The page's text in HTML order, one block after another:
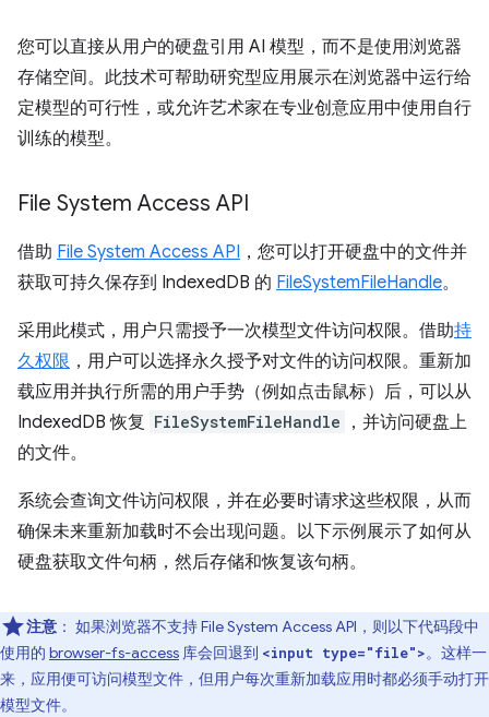
您可以直接从用户的硬盘引用 AI 模型，而不是使用浏览器
存储空间。此技术可帮助研究型应用展示在浏览器中运行给
定模型的可行性，或允许艺术家在专业创意应用中使用自行
训练的模型。
File System Access API
借助 File System Access API ，您可以打开硬盘中的文件并
获取可持久保存到 IndexedDB 的 FileSystemFileHandle。
采用此模式，用户只需授予一次模型文件访问权限。借助持
久权限 ，用户可以选择永久授予对文件的访问权限。重新加
载应用并执行所需的用户手势（例如点击鼠标）后，可以从
IndexedDB 恢复 FileSystemFileHandle
，并访问硬盘上
的文件。
系统会查询文件访问权限，并在必要时请求这些权限，从而
确保未来重新加载时不会出现问题。以下示例展示了如何从
硬盘获取文件句柄，然后存储和恢复该句柄。
注意 ： 如果浏览器不支持 File System Access API，则以下代码段中
使用的 browser-fs-access 库会回退到 <input type="file">。这样一
来，应用便可访问模型文件，但用户每次重新加载应用时都必须手动打开
模型文件。